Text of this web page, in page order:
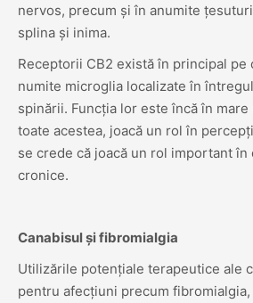
nervos, precum și în anumite
splina și inima.
Receptorii CB2 există în principal pe
numite microglia localizate în
spinării. Funcția lor este încă în mare
toate acestea, joacă un rol în
se crede că joacă un rol important
cronice.
Canabisul și fibromialgia
Utilizările potențiale terapeutice ale
pentru afecțiuni precum